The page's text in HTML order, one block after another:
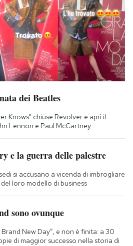
dei Beatles
Knows" chiuse Revolver e aprì il
Lennon e Paul McCartney
e la guerra delle palestre
si accusano a vicenda di imbrogliare
loro modello di business
sono ovunque
Brand New Day”, e non è finita: a 30
di maggior successo nella storia di